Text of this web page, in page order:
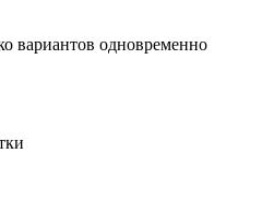
вариантов одновременно